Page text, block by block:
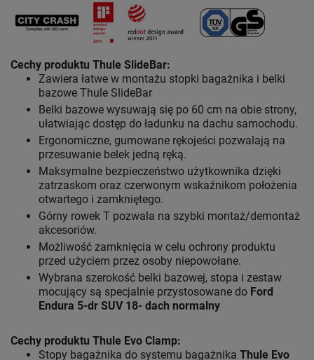
Cechy produktu Thule SlideBar:
Zawiera łatwe w montażu stopki bagażnika i belki
bazowe Thule SlideBar
Belki bazowe wysuwają się po 60 cm na obie strony,
ułatwiając dostęp do ładunku na dachu samochodu.
Ergonomiczne, gumowane rękojeści pozwalają na
przesuwanie belek jedną ręką.
Maksymalne bezpieczeństwo użytkownika dzięki
zatrzaskom oraz czerwonym wskaźnikom położenia
otwartego i zamkniętego.
Górny rowek T pozwala na szybki montaż/demontaż
akcesoriów.
Możliwość zamknięcia w celu ochrony produktu
przed użyciem przez osoby niepowołane.
Wybrana szerokość belki bazowej, stopa i zestaw
mocujący są specjalnie przystosowane do Ford
Endura 5-dr SUV 18- dach normalny
Cechy produktu Thule Evo Clamp:
Stopy bagażnika do systemu bagażnika Thule Evo